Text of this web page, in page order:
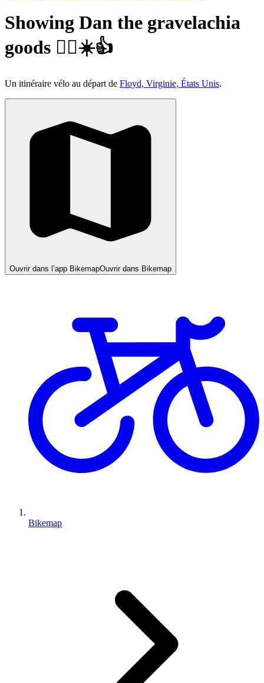
Showing Dan the gravelachia
goods 🚴‍♂️☀️👍
Un itinéraire vélo au départ de Floyd, Virginie, États Unis.
Ouvrir dans l’app BikemapOuvrir dans Bikemap
Bikemap